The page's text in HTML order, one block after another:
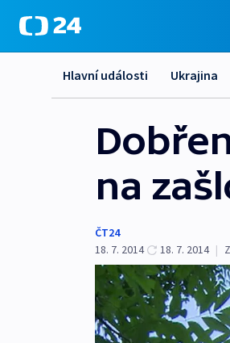
Hlavní události Ukrajina
na
ČT24
18. 7. 2014
18. 7. 2014 |